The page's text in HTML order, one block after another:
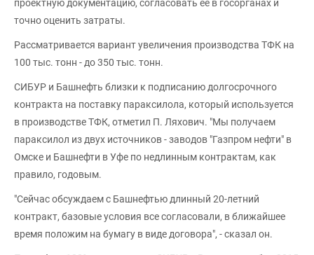
проектную документацию, согласовать ее в госорганах и
точно оценить затраты.
Рассматривается вариант увеличения производства ТФК на
100 тыс. тонн - до 350 тыс. тонн.
СИБУР и Башнефть близки к подписанию долгосрочного
контракта на поставку параксилола, который используется
в производстве ТФК, отметил П. Ляхович. "Мы получаем
параксилол из двух источников - заводов "Газпром нефти" в
Омске и Башнефти в Уфе по недлинным контрактам, как
правило, годовым.
"Сейчас обсуждаем с Башнефтью длинный 20-летний
контракт, базовые условия все согласовали, в ближайшее
время положим на бумагу в виде договора", - сказал он.